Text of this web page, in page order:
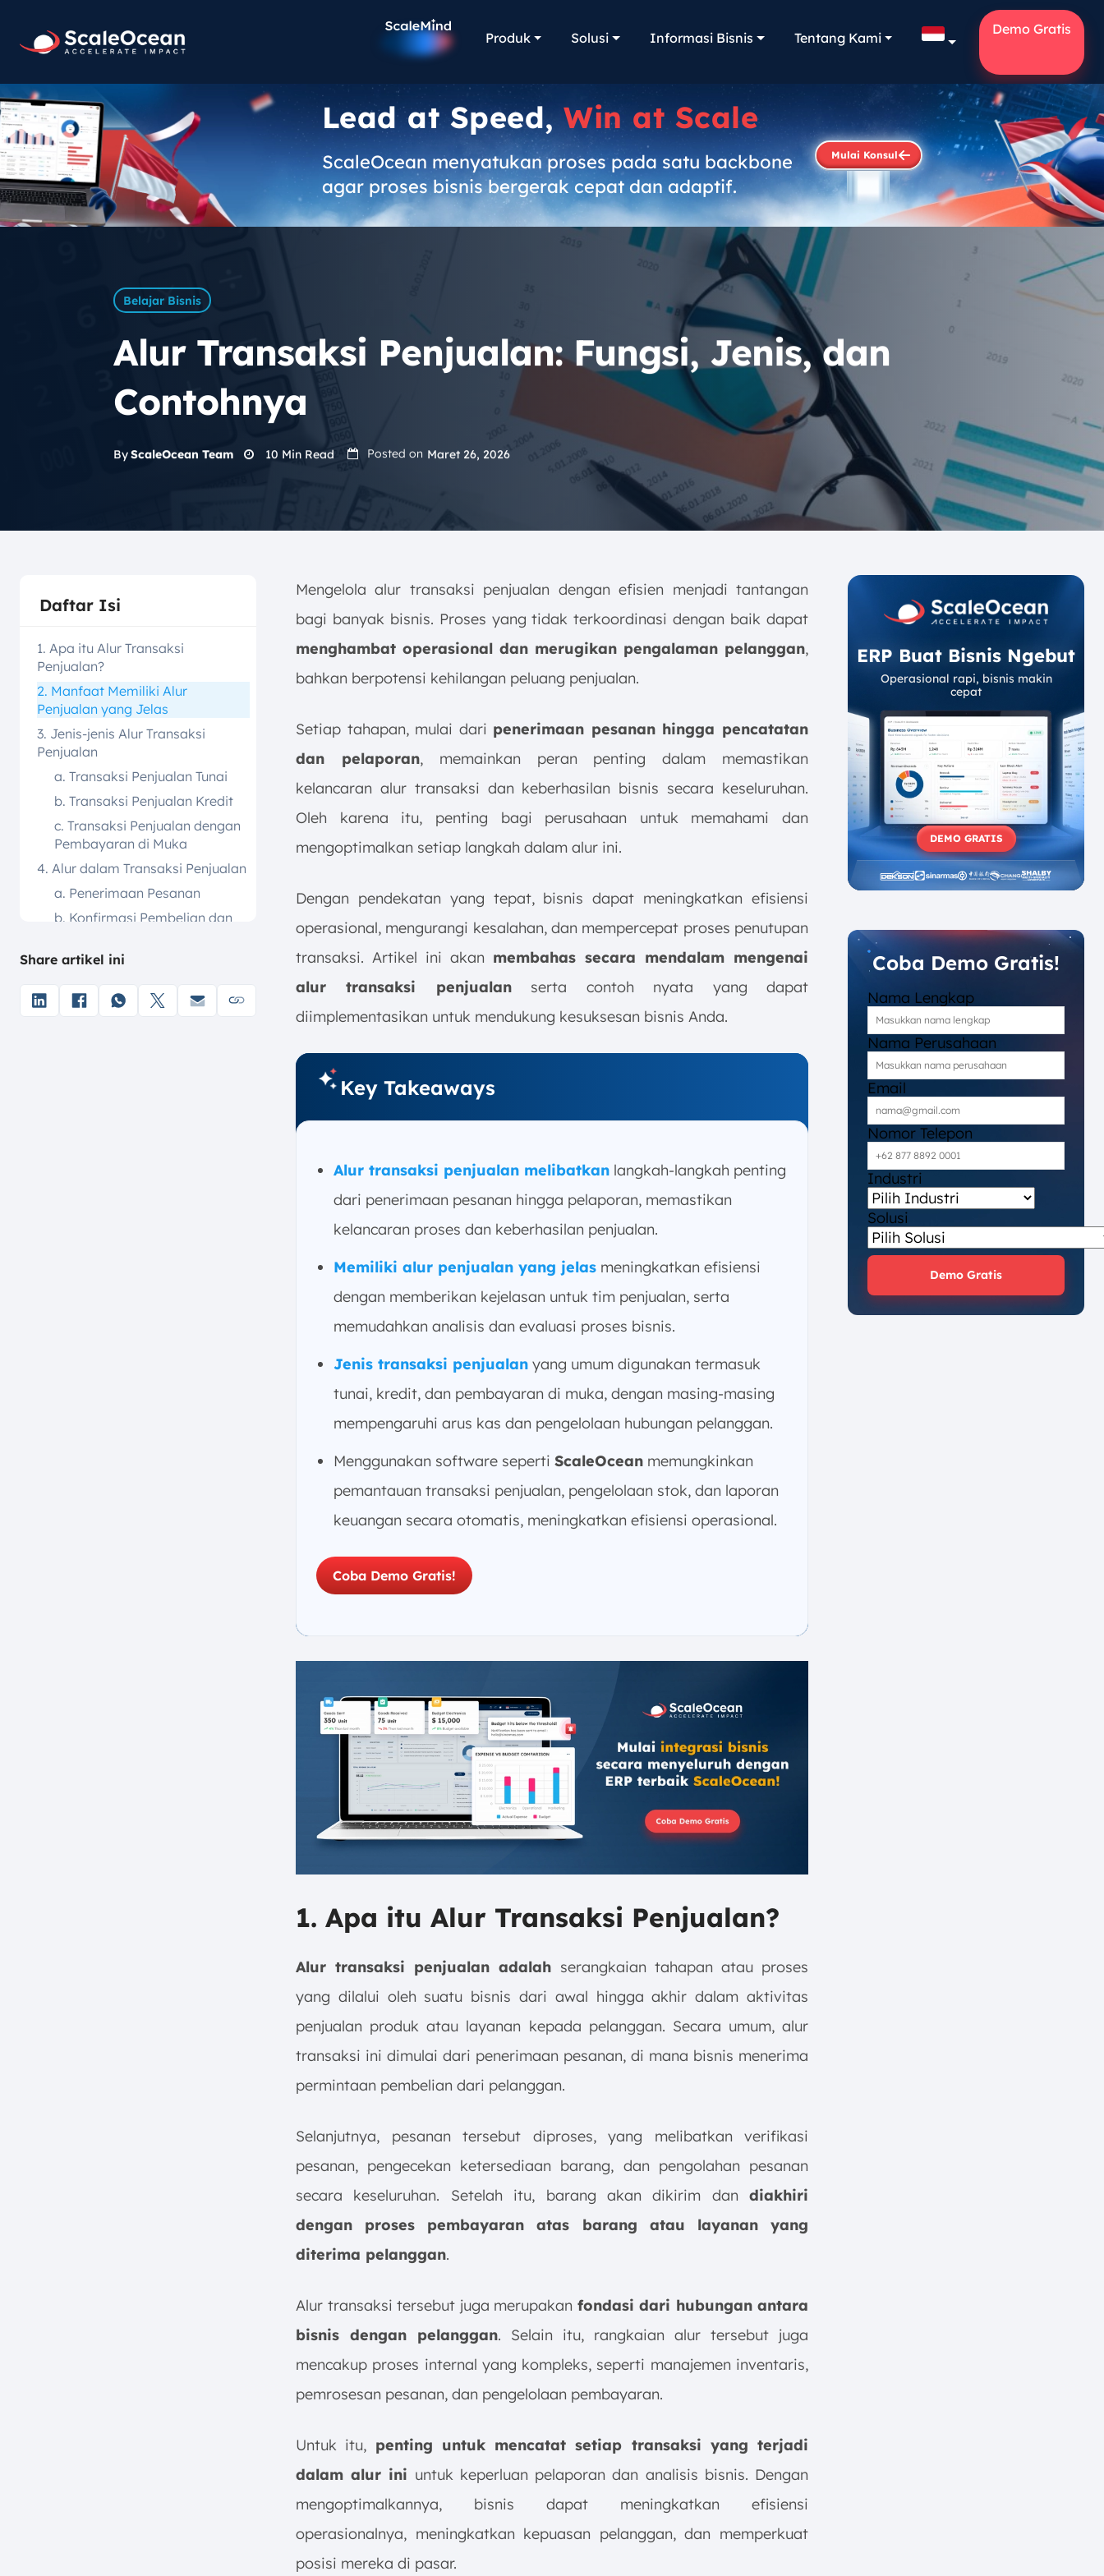
Produk Solusi Informasi Bisnis Tentang Kami
Demo Gratis
Lead at Speed,Win at Scale
ScaleOcean menyatukan proses pada satu backbone
agar proses bisnis bergerak cepat dan adaptif.
Mulai Konsul
Belajar Bisnis
Alur Transaksi Penjualan: Fungsi, Jenis, dan
Contohnya
ByScaleOcean Team 10 Min Read Posted on Maret 26, 2026
Daftar Isi
1. Apa itu Alur Transaksi
Penjualan?
2. Manfaat Memiliki Alur
Penjualan yang Jelas
3. Jenis-jenis Alur Transaksi
Penjualan
a. Transaksi Penjualan Tunai
b. Transaksi Penjualan Kredit
c. Transaksi Penjualan dengan
Pembayaran di Muka
4. Alur dalam Transaksi Penjualan
a. Penerimaan Pesanan
b. Konfirmasi Pembelian dan
c. Pengelolaan Pesanan
d. Pengiriman Barang
e. Penerimaan Pelanggan
Share artikel ini
Mengelola alur transaksi penjualan dengan efisien menjadi tantangan
bagi banyak bisnis. Proses yang tidak terkoordinasi dengan baik dapat
menghambat operasional dan merugikan pengalaman pelanggan,
bahkan berpotensi kehilangan peluang penjualan.
Setiap tahapan, mulai dari penerimaan pesanan hingga pencatatan
dan pelaporan, memainkan peran penting dalam memastikan
kelancaran alur transaksi dan keberhasilan bisnis secara keseluruhan.
Oleh karena itu, penting bagi perusahaan untuk memahami dan
mengoptimalkan setiap langkah dalam alur ini.
Dengan pendekatan yang tepat, bisnis dapat meningkatkan efisiensi
operasional, mengurangi kesalahan, dan mempercepat proses penutupan
transaksi. Artikel ini akan membahas secara mendalam mengenai
alur transaksi penjualanserta contoh nyata yang dapat
diimplementasikan untuk mendukung kesuksesan bisnis Anda.
Key Takeaways
Alur transaksi penjualan melibatkan langkah-langkah penting
dari penerimaan pesanan hingga pelaporan, memastikan
kelancaran proses dan keberhasilan penjualan.
Memiliki alur penjualan yang jelas meningkatkan efisiensi
dengan memberikan kejelasan untuk tim penjualan, serta
memudahkan analisis dan evaluasi proses bisnis.
Jenis transaksi penjualan yang umum digunakan termasuk
tunai, kredit, dan pembayaran di muka, dengan masing-masing
mempengaruhi arus kas dan pengelolaan hubungan pelanggan.
Menggunakan software seperti ScaleOcean memungkinkan
pemantauan transaksi penjualan, pengelolaan stok, dan laporan
keuangan secara otomatis, meningkatkan efisiensi operasional.
Coba Demo Gratis!
1. Apa itu Alur Transaksi Penjualan?
Alur transaksi penjualan adalah serangkaian tahapan atau proses
yang dilalui oleh suatu bisnis dari awal hingga akhir dalam aktivitas
penjualan produk atau layanan kepada pelanggan. Secara umum, alur
transaksi ini dimulai dari penerimaan pesanan, di mana bisnis menerima
permintaan pembelian dari pelanggan.
Selanjutnya, pesanan tersebut diproses, yang melibatkan verifikasi
pesanan, pengecekan ketersediaan barang, dan pengolahan pesanan
secara keseluruhan. Setelah itu, barang akan dikirim dan diakhiri
dengan proses pembayaran atas barang atau layanan yang
diterima pelanggan.
Alur transaksi tersebut juga merupakan fondasi dari hubungan antara
bisnis dengan pelanggan. Selain itu, rangkaian alur tersebut juga
mencakup proses internal yang kompleks, seperti manajemen inventaris,
pemrosesan pesanan, dan pengelolaan pembayaran.
Untuk itu, penting untuk mencatat setiap transaksi yang terjadi
dalam alur ini untuk keperluan pelaporan dan analisis bisnis. Dengan
mengoptimalkannya, bisnis dapat meningkatkan efisiensi
operasionalnya, meningkatkan kepuasan pelanggan, dan memperkuat
posisi mereka di pasar.
ERP Buat Bisnis Ngebut
Operasional rapi, bisnis makin
cepat
DEMO GRATIS
Coba Demo Gratis!
Nama Lengkap
Nama Perusahaan
Email
Nomor Telepon
Industri
Solusi
Demo Gratis